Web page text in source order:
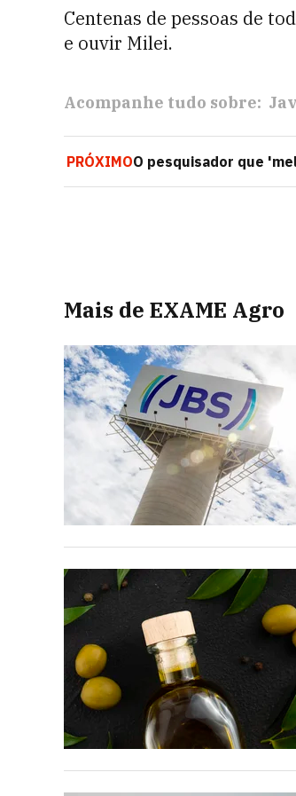
Centenas de pessoas de
e ouvir Milei.
Acompanhe tudo sobre:
PRÓXIMOO pesquisador que
Mais de EXAME Agro